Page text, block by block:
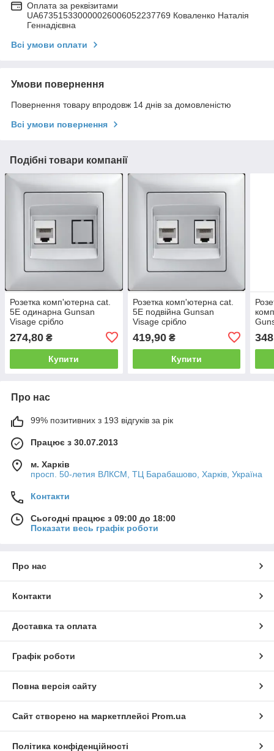
Оплата за реквізитами
UA673515330000026006052237769 Коваленко Наталія
Геннадієвна
Всі умови оплати
Умови повернення
Повернення товару впродовж 14 днів за домовленістю
Всі умови повернення
Подібні товари компанії
Розетка комп'ютерна cat.
5E одинарна Gunsan
Visage срібло
274,80 ₴
Купити
Розетка комп'ютерна cat.
5E подвійна Gunsan
Visage срібло
419,90₴
Купити
Про нас
99% позитивних з 193 відгуків за рік
Працює з 30.07.2013
м. Харків
просп. 50-летия ВЛКСМ, ТЦ Барабашово, Харків, Україна
Контакти
Сьогодні працює з 09:00 до 18:00
Показати весь графік роботи
Про нас
Контакти
Доставка та оплата
Графік роботи
Повна версія сайту
Сайт створено на маркетплейсі Prom.ua
Політика конфіденційності